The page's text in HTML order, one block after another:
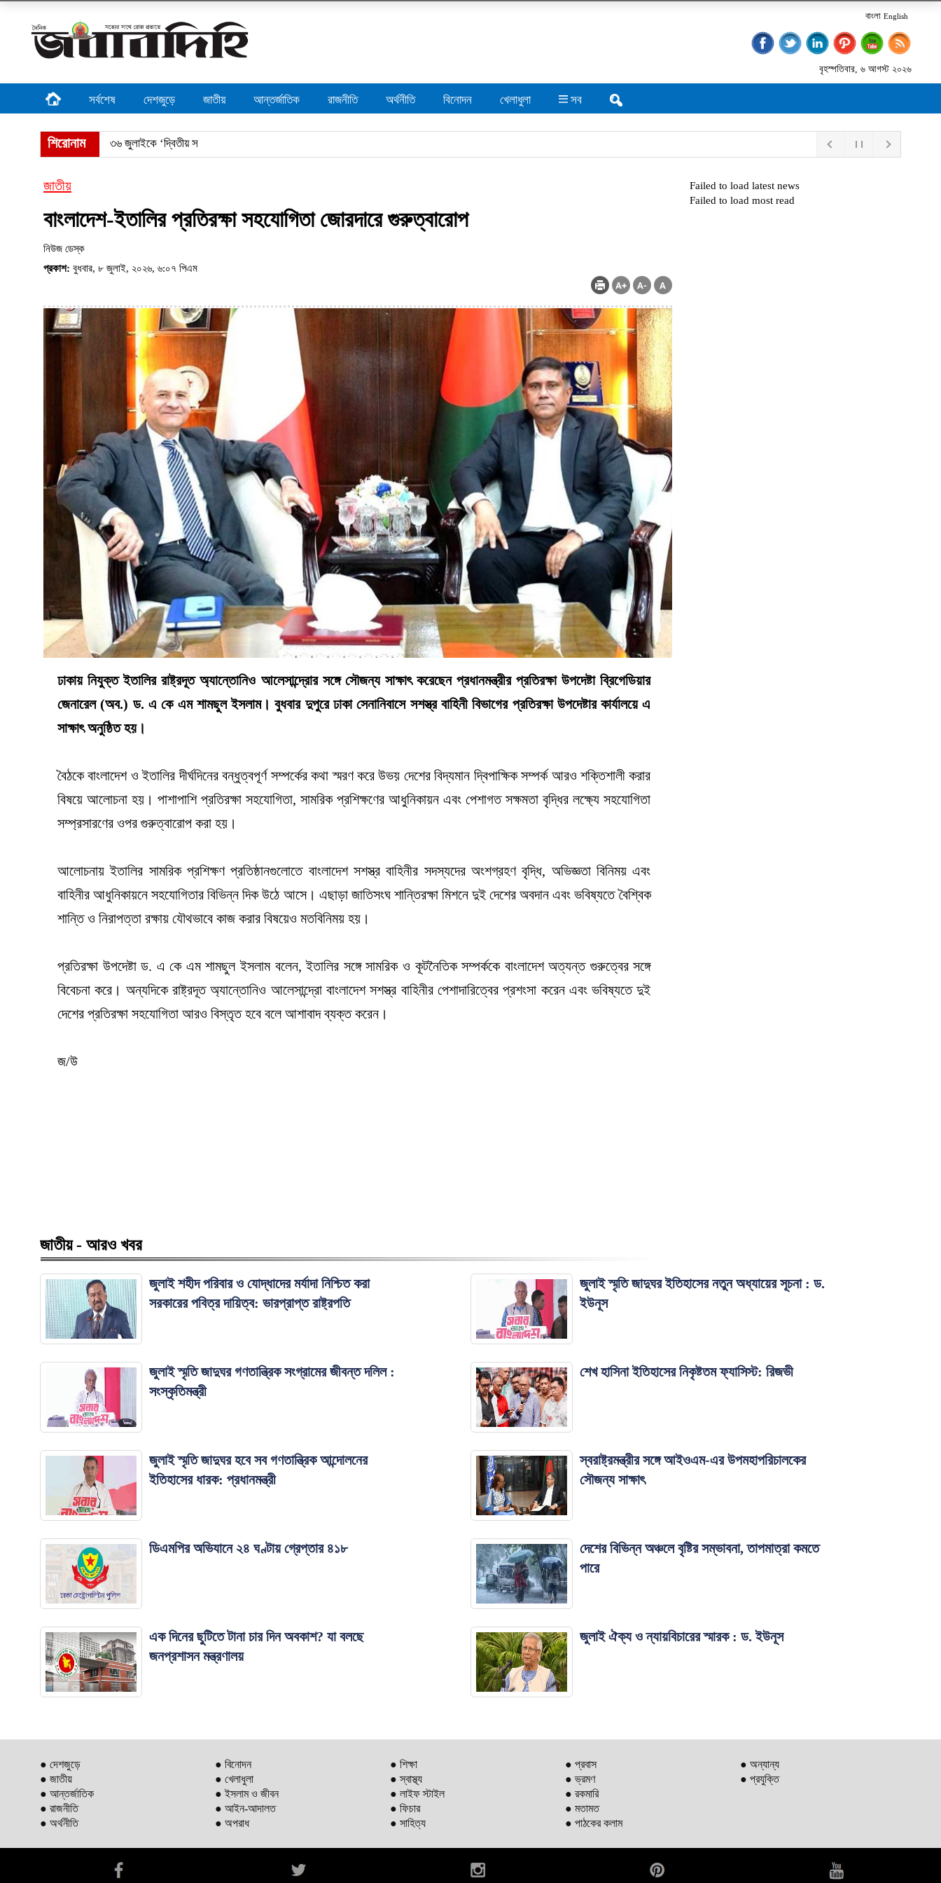
বাংলা English
বৃহস্পতিবার, ৬ আগস্ট ২০২৬
সর্বশেষ দেশজুড়ে জাতীয় আন্তর্জাতিক রাজনীতি অর্থনীতি বিনোদন খেলাধুলা সব
শিরোনাম ৩৬ জুলাইকে ‘দ্বিতীয় স্বাধীনতা দিবস’ বল
জাতীয়
বাংলাদেশ-ইতালির প্রতিরক্ষা সহযোগিতা জোরদারে গুরুত্বারোপ
নিউজ ডেস্ক
প্রকাশ: বুধবার, ৮ জুলাই, ২০২৬, ৬:০৭ পিএম
ঢাকায় নিযুক্ত ইতালির রাষ্ট্রদূত অ্যান্তোনিও আলেসান্দ্রোর সঙ্গে সৌজন্য সাক্ষাৎ করেছেন প্রধানমন্ত্রীর প্রতিরক্ষা উপদেষ্টা ব্রিগেডিয়ার
জেনারেল (অব.) ড. এ কে এম শামছুল ইসলাম। বুধবার দুপুরে ঢাকা সেনানিবাসে সশস্ত্র বাহিনী বিভাগের প্রতিরক্ষা উপদেষ্টার কার্যালয়ে এ
সাক্ষাৎ অনুষ্ঠিত হয়।
বৈঠকে বাংলাদেশ ও ইতালির দীর্ঘদিনের বন্ধুত্বপূর্ণ সম্পর্কের কথা স্মরণ করে উভয় দেশের বিদ্যমান দ্বিপাক্ষিক সম্পর্ক আরও শক্তিশালী করার
বিষয়ে আলোচনা হয়। পাশাপাশি প্রতিরক্ষা সহযোগিতা, সামরিক প্রশিক্ষণের আধুনিকায়ন এবং পেশাগত সক্ষমতা বৃদ্ধির লক্ষ্যে সহযোগিতা
সম্প্রসারণের ওপর গুরুত্বারোপ করা হয়।
আলোচনায় ইতালির সামরিক প্রশিক্ষণ প্রতিষ্ঠানগুলোতে বাংলাদেশ সশস্ত্র বাহিনীর সদস্যদের অংশগ্রহণ বৃদ্ধি, অভিজ্ঞতা বিনিময় এবং
বাহিনীর আধুনিকায়নে সহযোগিতার বিভিন্ন দিক উঠে আসে। এছাড়া জাতিসংঘ শান্তিরক্ষা মিশনে দুই দেশের অবদান এবং ভবিষ্যতে বৈশ্বিক
শান্তি ও নিরাপত্তা রক্ষায় যৌথভাবে কাজ করার বিষয়েও মতবিনিময় হয়।
প্রতিরক্ষা উপদেষ্টা ড. এ কে এম শামছুল ইসলাম বলেন, ইতালির সঙ্গে সামরিক ও কূটনৈতিক সম্পর্ককে বাংলাদেশ অত্যন্ত গুরুত্বের সঙ্গে
বিবেচনা করে। অন্যদিকে রাষ্ট্রদূত অ্যান্তোনিও আলেসান্দ্রো বাংলাদেশ সশস্ত্র বাহিনীর পেশাদারিত্বের প্রশংসা করেন এবং ভবিষ্যতে দুই
দেশের প্রতিরক্ষা সহযোগিতা আরও বিস্তৃত হবে বলে আশাবাদ ব্যক্ত করেন।
জ/উ
Failed to load latest news
Failed to load most read
জাতীয় - আরও খবর
জুলাই শহীদ পরিবার ও যোদ্ধাদের মর্যাদা নিশ্চিত করা
সরকারের পবিত্র দায়িত্ব: ভারপ্রাপ্ত রাষ্ট্রপতি
জুলাই স্মৃতি জাদুঘর ইতিহাসের নতুন অধ্যায়ের সূচনা : ড.
ইউনূস
জুলাই স্মৃতি জাদুঘর গণতান্ত্রিক সংগ্রামের জীবন্ত দলিল :
সংস্কৃতিমন্ত্রী
শেখ হাসিনা ইতিহাসের নিকৃষ্টতম ফ্যাসিস্ট: রিজভী
জুলাই স্মৃতি জাদুঘর হবে সব গণতান্ত্রিক আন্দোলনের
ইতিহাসের ধারক: প্রধানমন্ত্রী
স্বরাষ্ট্রমন্ত্রীর সঙ্গে আইওএম-এর উপমহাপরিচালকের
সৌজন্য সাক্ষাৎ
ডিএমপির অভিযানে ২৪ ঘণ্টায় গ্রেপ্তার ৪১৮
দেশের বিভিন্ন অঞ্চলে বৃষ্টির সম্ভাবনা, তাপমাত্রা কমতে
পারে
এক দিনের ছুটিতে টানা চার দিন অবকাশ? যা বলছে
জনপ্রশাসন মন্ত্রণালয়
জুলাই ঐক্য ও ন্যায়বিচারের স্মারক : ড. ইউনূস
● দেশজুড়ে
● জাতীয়
● আন্তর্জাতিক
● রাজনীতি
● অর্থনীতি
● বিনোদন
● খেলাধুলা
● ইসলাম ও জীবন
● আইন-আদালত
● অপরাধ
● শিক্ষা
● স্বাস্থ্য
● লাইফ স্টাইল
● ফিচার
● সাহিত্য
● প্রবাস
● ভ্রমণ
● রকমারি
● মতামত
● পাঠকের কলাম
● অন্যান্য
● প্রযুক্তি